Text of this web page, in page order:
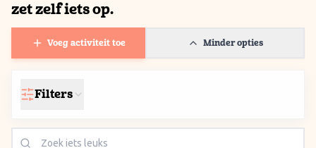
zet zelf iets op.
Voeg activiteit toe Minder opties
Filters